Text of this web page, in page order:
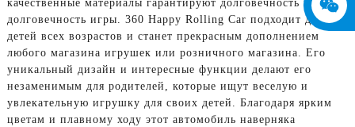
качественные материалы гарантируют долговечность и
долговечность игры. 360 Happy Rolling Car подходит для
детей всех возрастов и станет прекрасным дополнением
любого магазина игрушек или розничного магазина. Его
уникальный дизайн и интересные функции делают его
незаменимым для родителей, которые ищут веселую и
увлекательную игрушку для своих детей. Благодаря ярким
цветам и плавному ходу этот автомобиль наверняка